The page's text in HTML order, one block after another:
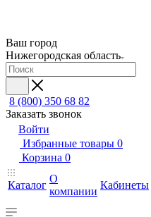
Ваш город
Нижегородская область
8 (800) 350 68 82
Заказать звонок
Войти
Избранные товары 0
Корзина 0
Каталог
О
компании
Кабинеты